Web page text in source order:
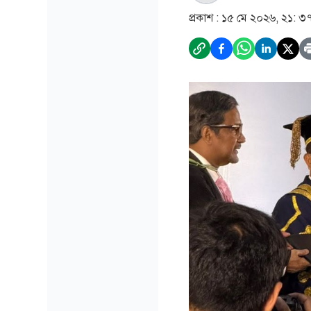
প্রকাশ : ১৫ মে ২০২৬, ২১: